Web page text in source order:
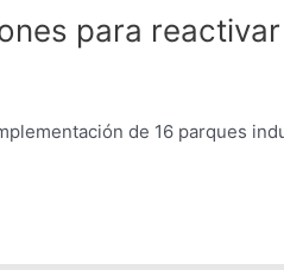
para
de 16 parques